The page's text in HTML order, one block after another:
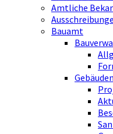
Amtliche
Bauamt